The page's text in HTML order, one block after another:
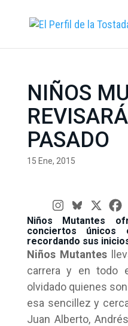
NIÑOS
PASADO
15 Ene, 2015
Niños Mutantes
conciertos únicos
recordando sus
Niños Mutantes
carrera y en todo
olvidado quienes
esa sencillez y
Juan Alberto,